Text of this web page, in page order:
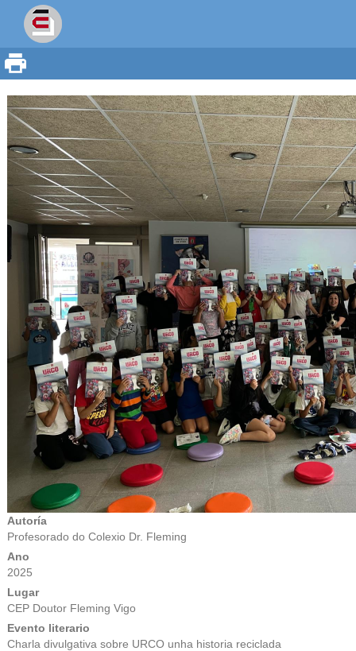
Autoría
Profesorado do Colexio Dr. Fleming
Ano
2025
Lugar
CEP Doutor Fleming Vigo
Evento literario
Charla divulgativa sobre URCO unha historia reciclada